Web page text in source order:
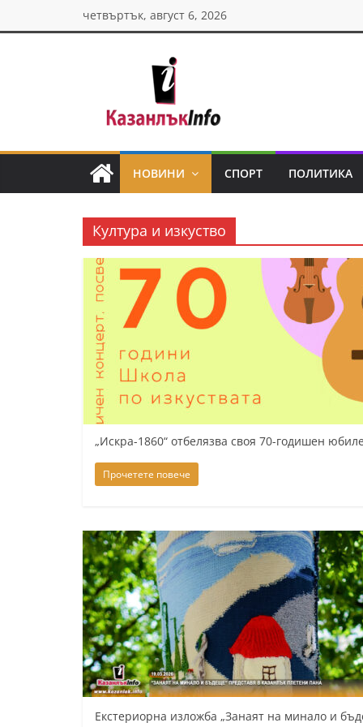
to
четвъртък, август 6, 2026
Казанлък
инфо
в
з
к
и
о
б
л
а
с
т
НОВИНИ СПОРТ ПОЛИТИКА
Култура и изкуство
„Искра-1860“ отбелязва своя 70-годишен
Прочетете повече
Екстериорна изложба „Занаят на минало и